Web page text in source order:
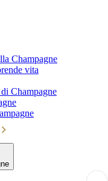
Champagne
vita
Champagne